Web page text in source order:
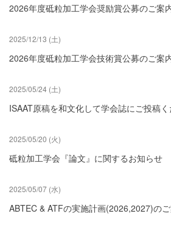
23
2026年度砥粒加工学会奨励賞公募のご案
2025/12/13 (土)
2026年度砥粒加工学会技術賞公募のご案
2025/05/24 (土)
ISAAT原稿を和文化して学会誌にご投稿
2025/05/20 (火)
砥粒加工学会『論文』に関するお知らせ
2025/05/07 (水)
ABTEC & ATFの実施計画(2026,2027)の